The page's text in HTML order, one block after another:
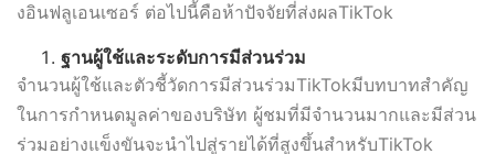
งอินฟลูเอนเซอร์ ต่อไปนี้คือห้าปัจจัยที่ส่งผลTikTok
ฐานผู้ใช้และระดับการมีส่วนร่วม
จำนวนผู้ใช้และตัวชี้วัดการมีส่วนร่วมTikTokมีบทบาทสำคัญ
ในการกำหนดมูลค่าของบริษัท ผู้ชมที่มีจำนวนมากและมีส่วน
ร่วมอย่างแข็งขันจะนำไปสู่รายได้ที่สูงขึ้นสำหรับTikTok